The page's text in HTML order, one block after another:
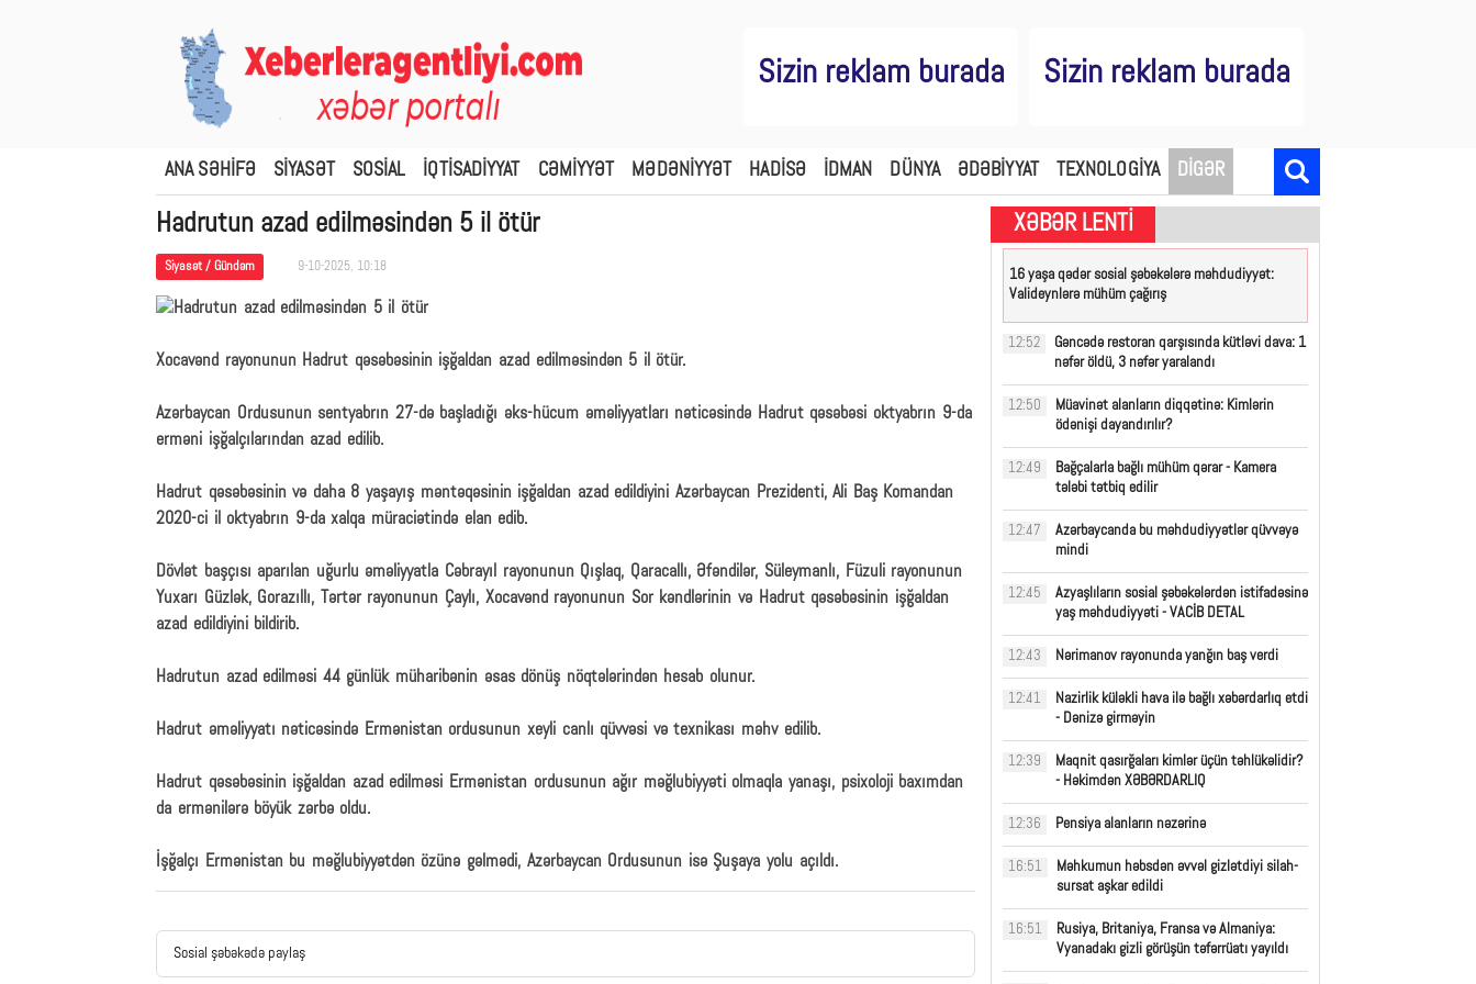
Sizin reklam burada Sizin reklam burada
ANA SƏHİFƏ SİYASƏT SOSİAL İQTİSADİYYAT CƏMİYYƏT MƏDƏNİYYƏT HADİSƏ İDMAN DÜNYA ƏDƏBİYYAT TEXNOLOGİYA DİGƏR
Hadrutun azad edilməsindən 5 il ötür
Siyasət / Gündəm 9-10-2025, 10:18
Xocavənd rayonunun Hadrut qəsəbəsinin işğaldan azad edilməsindən 5 il ötür.
Azərbaycan Ordusunun sentyabrın 27-də başladığı əks-hücum əməliyyatları nəticəsində Hadrut qəsəbəsi oktyabrın 9-da
erməni işğalçılarından azad edilib.
Hadrut qəsəbəsinin və daha 8 yaşayış məntəqəsinin işğaldan azad edildiyini Azərbaycan Prezidenti, Ali Baş Komandan
2020-ci il oktyabrın 9-da xalqa müraciətində elan edib.
Dövlət başçısı aparılan uğurlu əməliyyatla Cəbrayıl rayonunun Qışlaq, Qaracallı, Əfəndilər, Süleymanlı, Füzuli rayonunun
Yuxarı Güzlək, Gorazıllı, Tərtər rayonunun Çaylı, Xocavənd rayonunun Sor kəndlərinin və Hadrut qəsəbəsinin işğaldan
azad edildiyini bildirib.
Hadrutun azad edilməsi 44 günlük müharibənin əsas dönüş nöqtələrindən hesab olunur.
Hadrut əməliyyatı nəticəsində Ermənistan ordusunun xeyli canlı qüvvəsi və texnikası məhv edilib.
Hadrut qəsəbəsinin işğaldan azad edilməsi Ermənistan ordusunun ağır məğlubiyyəti olmaqla yanaşı, psixoloji baxımdan
da ermənilərə böyük zərbə oldu.
İşğalçı Ermənistan bu məğlubiyyətdən özünə gəlmədi, Azərbaycan Ordusunun isə Şuşaya yolu açıldı.
Sosial şəbəkədə paylaş
XƏBƏR LENTİ
16 yaşa qədər sosial şəbəkələrə məhdudiyyət:
Valideynlərə mühüm çağırış
12:52
Gəncədə restoran qarşısında kütləvi dava: 1
nəfər öldü, 3 nəfər yaralandı
12:50
Müavinət alanların diqqətinə: Kimlərin
ödənişi dayandırılır?
12:49
Bağçalarla bağlı mühüm qərar - Kamera
tələbi tətbiq edilir
12:47
Azərbaycanda bu məhdudiyyətlər qüvvəyə
mindi
12:45
Azyaşlıların sosial şəbəkələrdən istifadəsinə
yaş məhdudiyyəti - VACİB DETAL
12:43 Nərimanov rayonunda yanğın baş verdi
12:41
Nazirlik küləkli hava ilə bağlı xəbərdarlıq etdi
- Dənizə girməyin
12:39
Maqnit qasırğaları kimlər üçün təhlükəlidir?
- Həkimdən XƏBƏRDARLIQ
12:36 Pensiya alanların nəzərinə
16:51
Məhkumun həbsdən əvvəl gizlətdiyi silah-
sursat aşkar edildi
16:51
Rusiya, Britaniya, Fransa və Almaniya:
Vyanadakı gizli görüşün təfərrüatı yayıldı